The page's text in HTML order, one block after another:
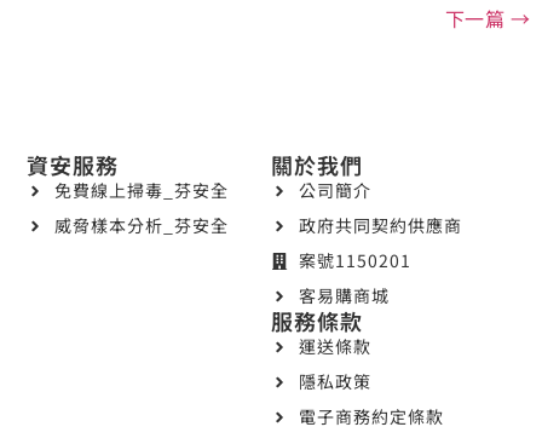
下一篇 →
關於我們
公司簡介
政府共同契約供應商
案號1150201
客易購商城
資安服務
免費線上掃毒_芬安全
威脅樣本分析_芬安全
服務條款
運送條款
隱私政策
電子商務約定條款